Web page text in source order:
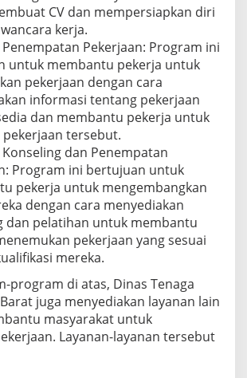
CV dan mempersiapkan diri
kerja.
Pekerjaan: Program ini
untuk membantu pekerja untuk
pekerjaan dengan cara
informasi tentang pekerjaan
dan membantu pekerja untuk
tersebut.
dan Penempatan
Program ini bertujuan untuk
pekerja untuk mengembangkan
dengan cara menyediakan
dan pelatihan untuk membantu
pekerjaan yang sesuai
mereka.
program di atas, Dinas Tenaga
juga menyediakan layanan lain
masyarakat untuk
Layanan-layanan tersebut